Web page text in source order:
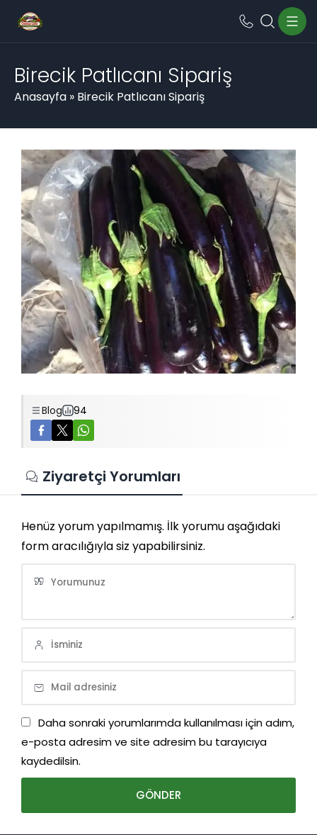
Birecik Patlıcanı Sipariş
Anasayfa » Birecik Patlıcanı Sipariş
Blog 94
Ziyaretçi Yorumları
Henüz yorum yapılmamış. İlk yorumu aşağıdaki
form aracılığıyla siz yapabilirsiniz.
Daha sonraki yorumlarımda kullanılması için adım,
e-posta adresim ve site adresim bu tarayıcıya
kaydedilsin.